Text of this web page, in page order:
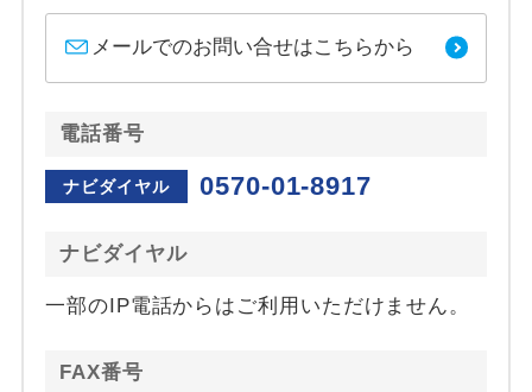
メールでのお問い合せはこちらから
電話番号
ナビダイヤル 0570-01-8917
ナビダイヤル
一部のIP電話からはご利用いただけません。
FAX番号